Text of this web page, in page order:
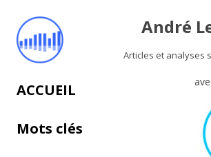
André
Articles et analyses
Aller au contenu
ACCUEIL
Mots clés